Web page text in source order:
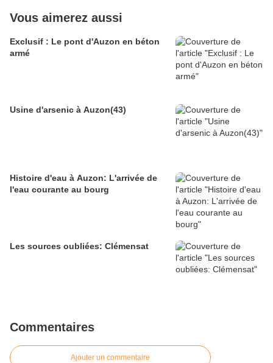
Vous aimerez aussi
Exclusif : Le pont d'Auzon en béton
armé
Usine d'arsenic à Auzon(43)
Histoire d'eau à Auzon: L'arrivée de
l'eau courante au bourg
Les sources oubliées: Clémensat
Commentaires
Ajouter un commentaire